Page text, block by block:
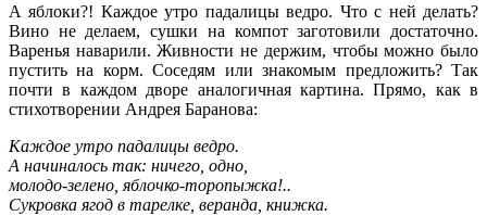
А яблоки?! Каждое утро падалицы ведро. Что с ней делать?
Вино не делаем, сушки на компот заготовили достаточно.
Варенья наварили. Живности не держим, чтобы можно было
пустить на корм. Соседям или знакомым предложить? Так
почти в каждом дворе аналогичная картина. Прямо, как в
стихотворении Андрея Баранова:
Каждое утро падалицы ведро.
А начиналось так: ничего, одно,
молодо-зелено, яблочко-торопыжка!..
Сукровка ягод в тарелке, веранда, книжка.